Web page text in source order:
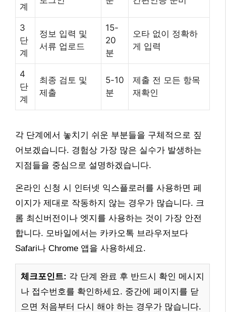
계
3
단
계
정보 입력 및
서류 업로드
15-
20
분
오타 없이 정확하
게 입력
4
단
계
최종 검토 및
제출
5-10
분
제출 전 모든 항목
재확인
각 단계에서 놓치기 쉬운 부분들을 구체적으로 짚
어보겠습니다. 경험상 가장 많은 실수가 발생하는
지점들을 중심으로 설명하겠습니다.
온라인 신청 시 인터넷 익스플로러를 사용하면 페
이지가 제대로 작동하지 않는 경우가 많습니다. 크
롬 최신버전이나 엣지를 사용하는 것이 가장 안전
합니다. 모바일에서는 카카오톡 브라우저보다
Safari나 Chrome 앱을 사용하세요.
체크포인트: 각 단계 완료 후 반드시 확인 메시지
나 접수번호를 확인하세요. 중간에 페이지를 닫
으면 처음부터 다시 해야 하는 경우가 많습니다.